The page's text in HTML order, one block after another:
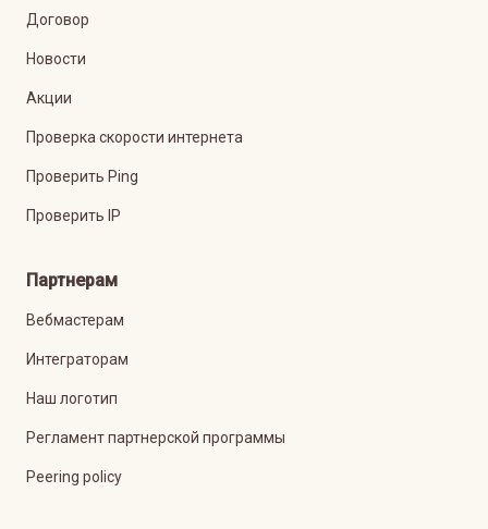
Договор
Новости
Акции
Проверка скорости интернета
Проверить Ping
Проверить IP
Партнерам
Вебмастерам
Интеграторам
Наш логотип
Регламент партнерской программы
Peering policy